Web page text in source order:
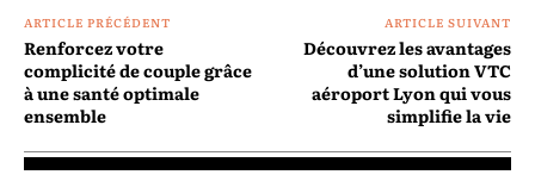
ARTICLE PRÉCÉDENT
Renforcez votre
complicité de couple grâce
à une santé optimale
ensemble
ARTICLE SUIVANT
Découvrez les avantages
d’une solution VTC
aéroport Lyon qui vous
simplifie la vie